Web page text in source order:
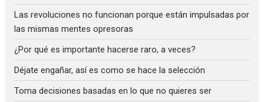
Las revoluciones no funcionan porque están impulsadas por
las mismas mentes opresoras
¿Por qué es importante hacerse raro, a veces?
Déjate engañar, así es como se hace la selección
Toma decisiones basadas en lo que no quieres ser